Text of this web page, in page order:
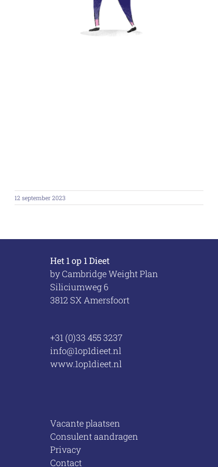
12 september 2023
Het 1 op 1 Dieet
by Cambridge Weight Plan
Siliciumweg 6
3812 SX Amersfoort
+31 (0)33 455 3237
info@1op1dieet.nl
www.1op1dieet.nl
Vacante plaatsen
Consulent aandragen
Privacy
Contact